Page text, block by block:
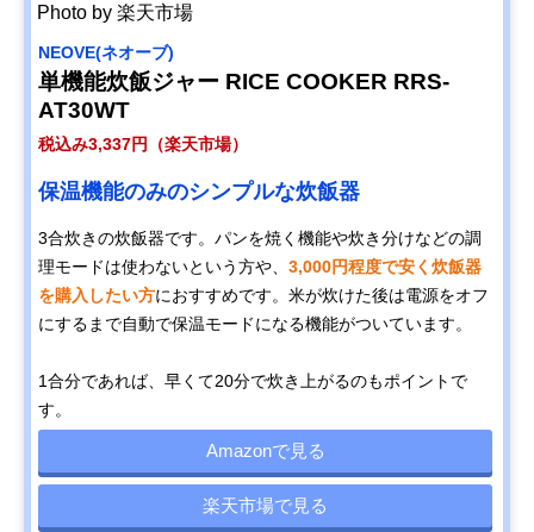
Photo by 楽天市場
NEOVE(ネオーブ)
単機能炊飯ジャー RICE COOKER RRS-
AT30WT
税込み3,337円（楽天市場）
保温機能のみのシンプルな炊飯器
3合炊きの炊飯器です。パンを焼く機能や炊き分けなどの調
理モードは使わないという方や、 3,000円程度で安く炊飯器
を購入したい方におすすめです。米が炊けた後は電源をオフ
にするまで自動で保温モードになる機能がついています。
1合分であれば、早くて20分で炊き上がるのもポイントで
す。
Amazonで見る
楽天市場で見る